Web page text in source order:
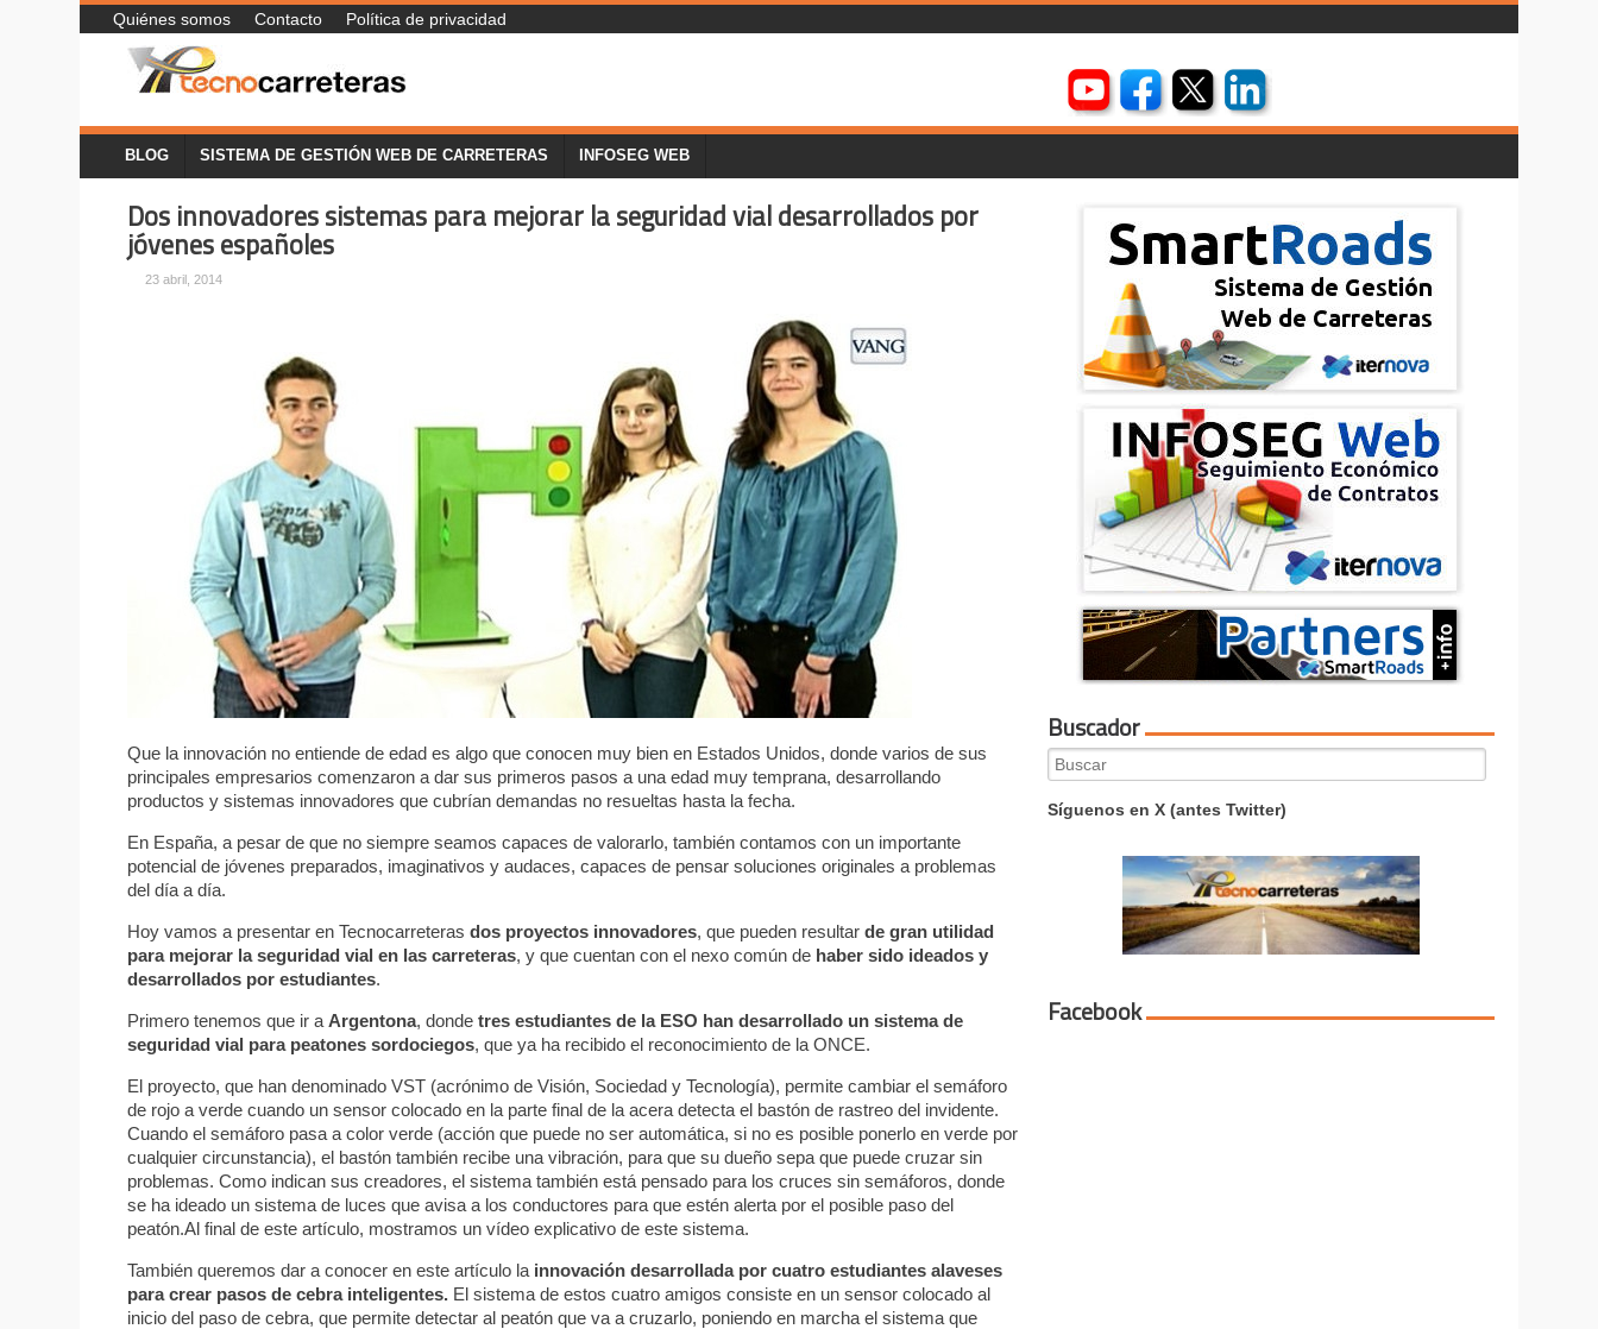
Quiénes somos Contacto Política de privacidad
BLOG SISTEMA DE GESTIÓN WEB DE CARRETERAS INFOSEG WEB
Dos innovadores sistemas para mejorar la seguridad vial desarrollados por
jóvenes españoles
23 abril, 2014
Que la innovación no entiende de edad es algo que conocen muy bien en Estados Unidos, donde varios de sus
principales empresarios comenzaron a dar sus primeros pasos a una edad muy temprana, desarrollando
productos y sistemas innovadores que cubrían demandas no resueltas hasta la fecha.
En España, a pesar de que no siempre seamos capaces de valorarlo, también contamos con un importante
potencial de jóvenes preparados, imaginativos y audaces, capaces de pensar soluciones originales a problemas
del día a día.
Hoy vamos a presentar en Tecnocarreterasdos proyectos innovadores, que pueden resultarde gran utilidad
para mejorar la seguridad vial en las carreteras, y que cuentan con el nexo común de haber sido ideados y
desarrollados por estudiantes.
Primero tenemos que ir a Argentona, dondetres estudiantes de la ESO han desarrollado un sistema de
seguridad vial para peatones sordociegos, que ya ha recibido el reconocimiento de la ONCE.
El proyecto, que han denominado VST (acrónimo de Visión, Sociedad y Tecnología), permite cambiar el semáforo
de rojo a verde cuando un sensor colocado en la parte final de la acera detecta el bastón de rastreo del invidente.
Cuando el semáforo pasa a color verde (acción que puede no ser automática, si no es posible ponerlo en verde por
cualquier circunstancia), el bastón también recibe una vibración, para que su dueño sepa que puede cruzar sin
problemas. Como indican sus creadores, el sistema también está pensado para los cruces sin semáforos, donde
se ha ideado un sistema de luces que avisa a los conductores para que estén alerta por el posible paso del
peatón.Al final de este artículo, mostramos un vídeo explicativo de este sistema.
También queremos dar a conocer en este artículo la innovación desarrollada por cuatro estudiantes alaveses
para crear pasos de cebra inteligentes. El sistema de estos cuatro amigos consiste en un sensor colocado al
inicio del paso de cebra, que permite detectar al peatón que va a cruzarlo, poniendo en marcha el sistema que
Buscador
Search
for:
Síguenos en X (antes Twitter)
Facebook